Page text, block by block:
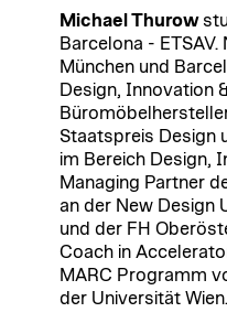
Michael Thurow
Barcelona -
München und
Design, Innovation
Staatspreis Design
im Bereich Design,
Managing Partner
an der New Design
und der FH
Coach in
MARC Programm
der Universität Wien.